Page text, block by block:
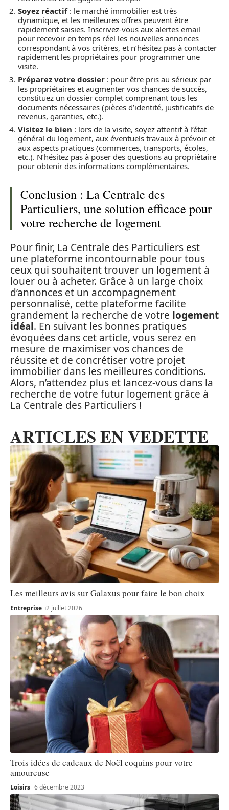
Soyez réactif: le marché immobilier est très
dynamique, et les meilleures offres peuvent être
rapidement saisies. Inscrivez-vous aux alertes email
pour recevoir en temps réel les nouvelles annonces
correspondant à vos critères, et n’hésitez pas à contacter
rapidement les propriétaires pour programmer une
visite.
Préparez votre dossier : pour être pris au sérieux par
les propriétaires et augmenter vos chances de succès,
constituez un dossier complet comprenant tous les
documents nécessaires (pièces d’identité, justificatifs de
revenus, garanties, etc.).
Visitez le bien : lors de la visite, soyez attentif à l’état
général du logement, aux éventuels travaux à prévoir et
aux aspects pratiques (commerces, transports, écoles,
etc.). N’hésitez pas à poser des questions au propriétaire
pour obtenir des informations complémentaires.
Conclusion : La Centrale des
Particuliers, une solution efficace pour
votre recherche de logement
Pour finir, La Centrale des Particuliers est
une plateforme incontournable pour tous
ceux qui souhaitent trouver un logement à
louer ou à acheter. Grâce à un large choix
d’annonces et un accompagnement
personnalisé, cette plateforme facilite
grandement la recherche de votre logement
idéal. En suivant les bonnes pratiques
évoquées dans cet article, vous serez en
mesure de maximiser vos chances de
réussite et de concrétiser votre projet
immobilier dans les meilleures conditions.
Alors, n’attendez plus et lancez-vous dans la
recherche de votre futur logement grâce à
La Centrale des Particuliers !
ARTICLES EN VEDETTE
Les meilleurs avis sur Galaxus pour faire le bon choix
Entreprise 2 juillet 2026
Trois idées de cadeaux de Noël coquins pour votre
amoureuse
Loisirs 6 décembre 2023